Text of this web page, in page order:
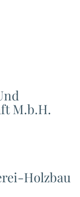
M.b.H.
Holzbau